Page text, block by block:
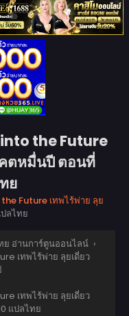
the Future
คตหมื่นปี ตอนที่
ย
Future เทพไร้พ่าย ลุย
ลไทย
ย อ่านการ์ตูนออนไลน์ ›
เทพไร้พ่าย ลุยเดี่ยว
เทพไร้พ่าย ลุยเดี่ยว
แปลไทย